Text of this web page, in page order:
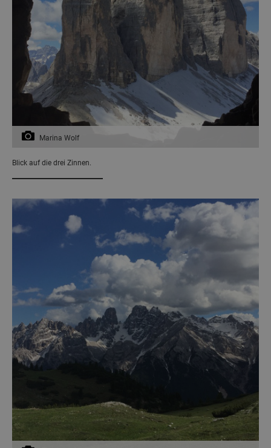
Marina Wolf
Blick auf die drei Zinnen.